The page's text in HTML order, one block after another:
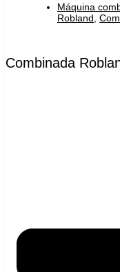
Máquina
Robland
Combinada